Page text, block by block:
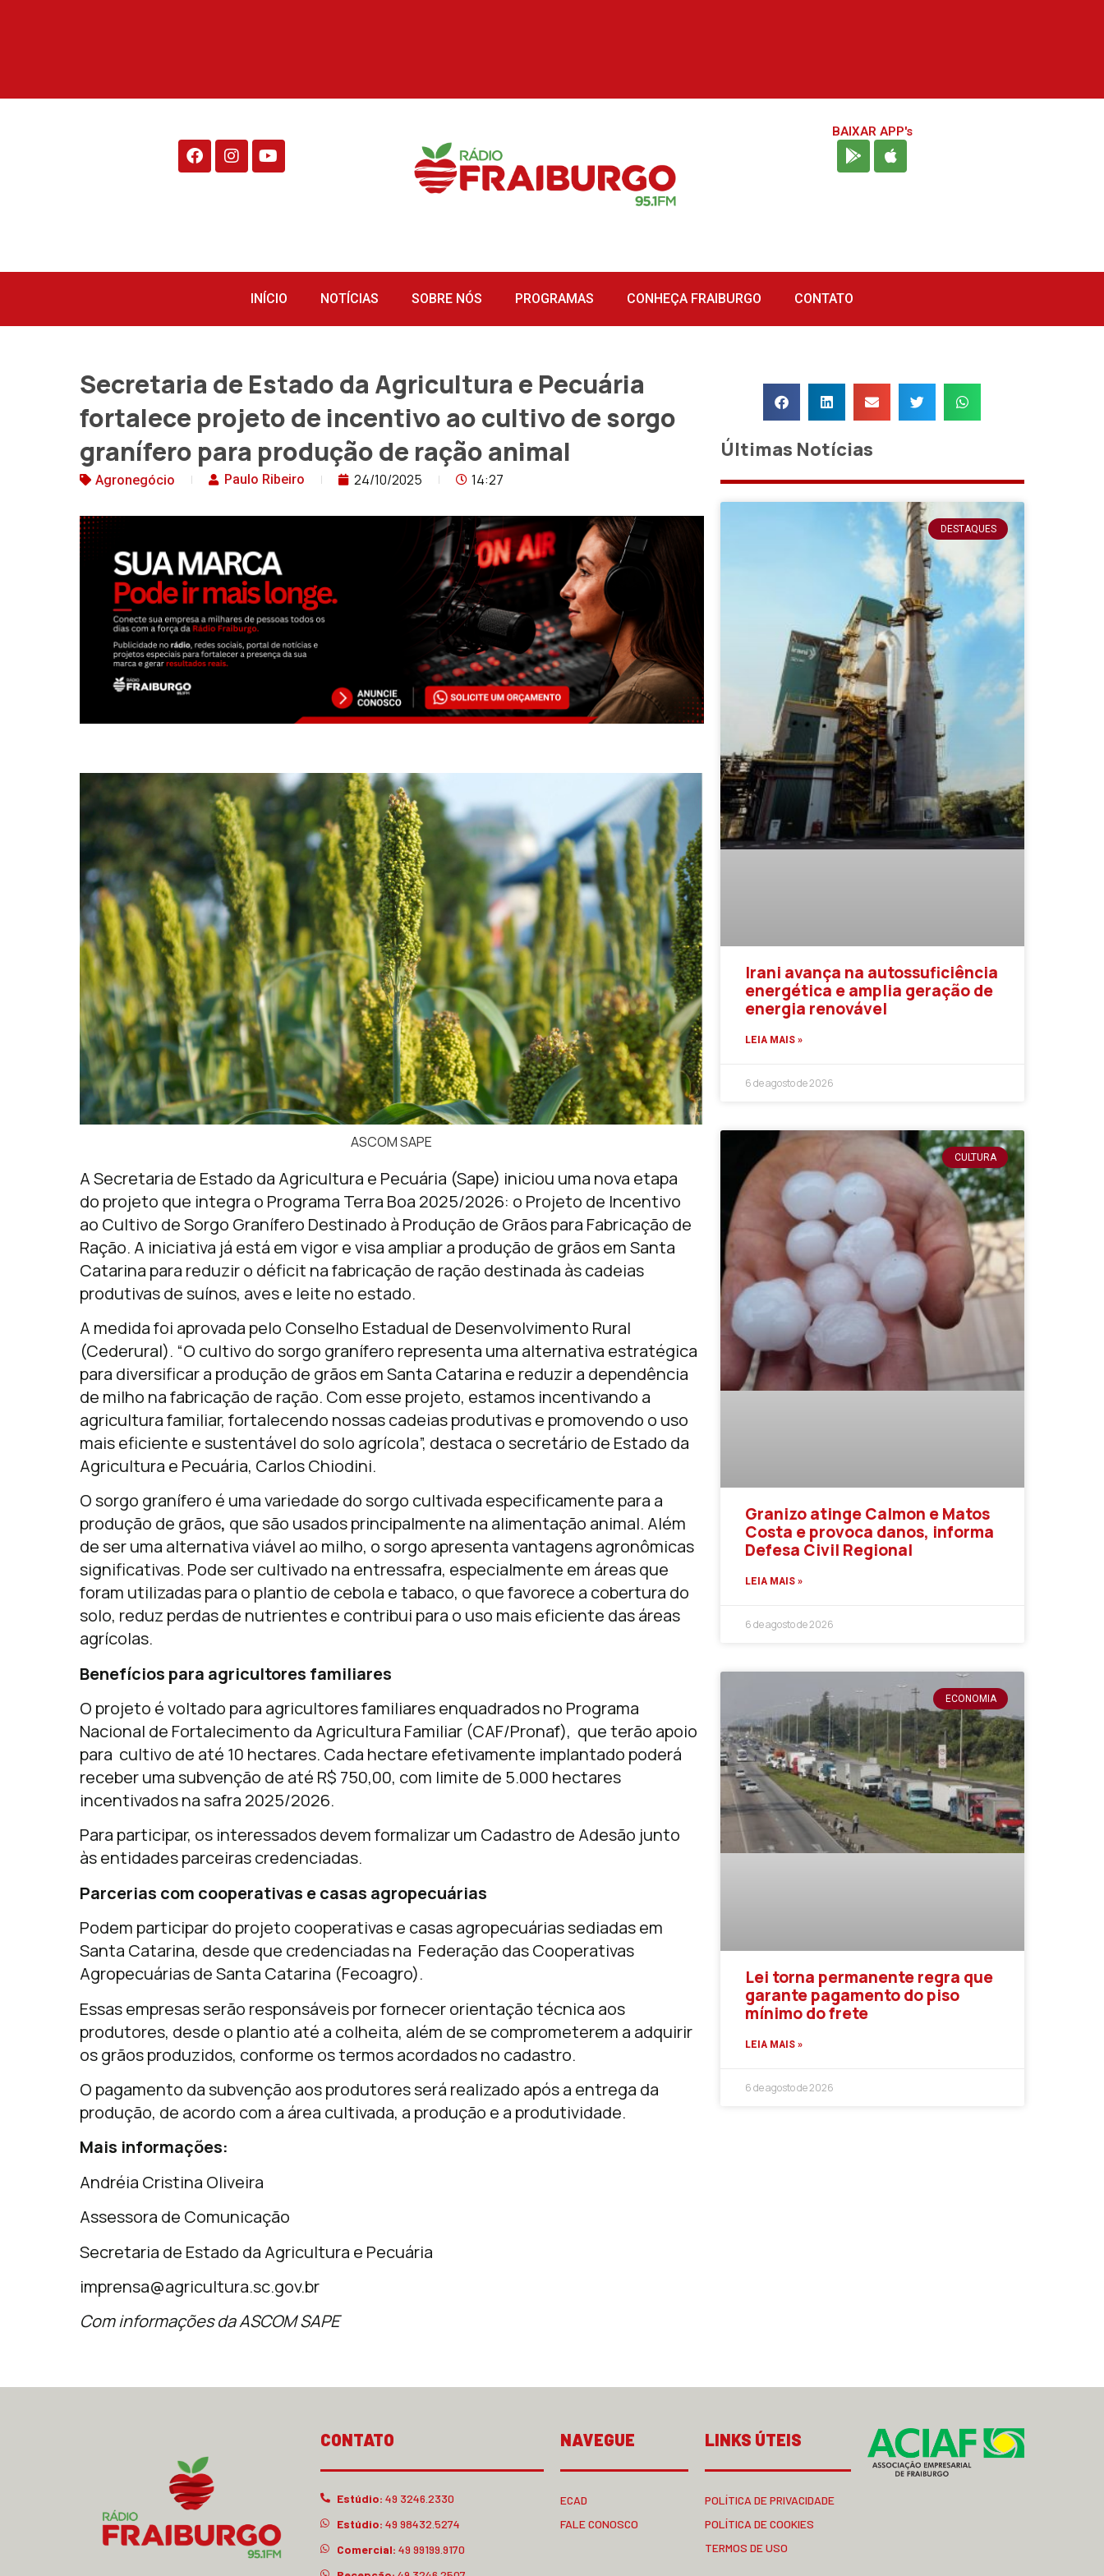
BAIXAR APP's
INÍCIO NOTÍCIAS SOBRE NÓS PROGRAMAS CONHEÇA FRAIBURGO CONTATO
Secretaria de Estado da Agricultura e Pecuária
fortalece projeto de incentivo ao cultivo de sorgo
granífero para produção de ração animal
Agronegócio Paulo Ribeiro 24/10/2025 14:27
ASCOM SAPE
A Secretaria de Estado da Agricultura e Pecuária (Sape) iniciou uma nova etapa
do projeto que integra o Programa Terra Boa 2025/2026: o Projeto de Incentivo
ao Cultivo de Sorgo Granífero Destinado à Produção de Grãos para Fabricação de
Ração. A iniciativa já está em vigor e visa ampliar a produção de grãos em Santa
Catarina para reduzir o déficit na fabricação de ração destinada às cadeias
produtivas de suínos, aves e leite no estado.
A medida foi aprovada pelo Conselho Estadual de Desenvolvimento Rural
(Cederural). “O cultivo do sorgo granífero representa uma alternativa estratégica
para diversificar a produção de grãos em Santa Catarina e reduzir a dependência
de milho na fabricação de ração. Com esse projeto, estamos incentivando a
agricultura familiar, fortalecendo nossas cadeias produtivas e promovendo o uso
mais eficiente e sustentável do solo agrícola”, destaca o secretário de Estado da
Agricultura e Pecuária, Carlos Chiodini.
Osorgo granífero é uma variedade dosorgo cultivada especificamente para a
produção de grãos, que são usados principalmente na alimentação animal. Além
de ser uma alternativa viável ao milho, o sorgo apresenta vantagens agronômicas
significativas. Pode ser cultivado na entressafra, especialmente em áreas que
foram utilizadas para o plantio de cebola e tabaco, o que favorece a cobertura do
solo, reduz perdas de nutrientes e contribui para o uso mais eficiente das áreas
agrícolas.
Benefícios para agricultores familiares
O projeto é voltado para agricultores familiares enquadrados no Programa
Nacional de Fortalecimento da Agricultura Familiar (CAF/Pronaf), que terão apoio
para cultivo de até 10 hectares. Cada hectare efetivamente implantado poderá
receber uma subvenção de até R$ 750,00, com limite de 5.000 hectares
incentivados na safra 2025/2026.
Para participar, os interessados devem formalizar um Cadastro de Adesão junto
às entidades parceiras credenciadas.
Parcerias com cooperativas e casas agropecuárias
Podem participar do projeto cooperativas e casas agropecuárias sediadas em
Santa Catarina, desde que credenciadas na Federação das Cooperativas
Agropecuárias de Santa Catarina (Fecoagro).
Essas empresas serão responsáveis por fornecer orientação técnica aos
produtores, desde o plantio até a colheita, além de se comprometerem a adquirir
os grãos produzidos, conforme os termos acordados no cadastro.
O pagamento da subvenção aos produtores será realizado após a entrega da
produção, de acordo com a área cultivada, a produção e a produtividade.
Mais informações:
Andréia Cristina Oliveira
Assessora de Comunicação
Secretaria de Estado da Agricultura e Pecuária
imprensa@agricultura.sc.gov.br
Com informações da ASCOM SAPE
Últimas Notícias
DESTAQUES
Irani avança na autossuficiência
energética e amplia geração de
energia renovável
LEIA MAIS »
6 de agosto de 2026
CULTURA
Granizo atinge Calmon e Matos
Costa e provoca danos, informa
Defesa Civil Regional
LEIA MAIS »
6 de agosto de 2026
ECONOMIA
Lei torna permanente regra que
garante pagamento do piso
mínimo do frete
LEIA MAIS »
6 de agosto de 2026
CONTATO
Estúdio: 49 3246.2330
Estúdio: 49 98432.5274
Comercial: 49 99199.9170
NAVEGUE
ECAD
FALE CONOSCO
LINKS ÚTEIS
POLÍTICA DE PRIVACIDADE
POLÍTICA DE COOKIES
TERMOS DE USO